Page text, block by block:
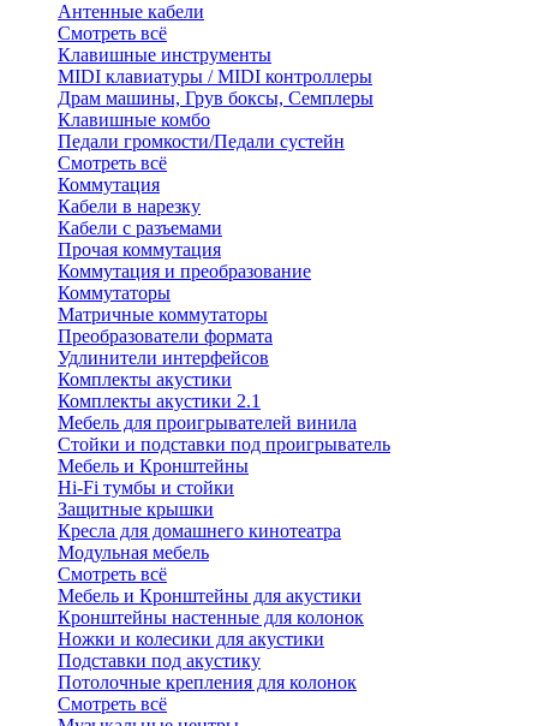
Антенные кабели
Смотреть всё
Клавишные инструменты
MIDI клавиатуры / MIDI контроллеры
Драм машины, Грув боксы, Семплеры
Клавишные комбо
Педали громкости/Педали сустейн
Смотреть всё
Коммутация
Кабели в нарезку
Кабели с разъемами
Прочая коммутация
Коммутация и преобразование
Коммутаторы
Матричные коммутаторы
Преобразователи формата
Удлинители интерфейсов
Комплекты акустики
Комплекты акустики 2.1
Мебель для проигрывателей винила
Стойки и подставки под проигрыватель
Мебель и Кронштейны
Hi-Fi тумбы и стойки
Защитные крышки
Кресла для домашнего кинотеатра
Модульная мебель
Смотреть всё
Мебель и Кронштейны для акустики
Кронштейны настенные для колонок
Ножки и колесики для акустики
Подставки под акустику
Потолочные крепления для колонок
Смотреть всё